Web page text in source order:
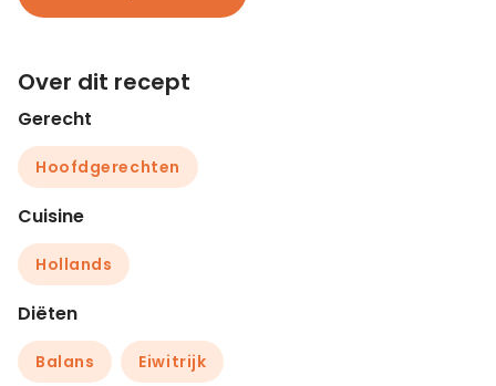
Over dit recept
Gerecht
Hoofdgerechten
Cuisine
Hollands
Diëten
Balans Eiwitrijk